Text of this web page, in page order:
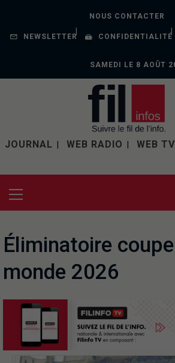
NOUS CONTACTER
NEWSLETTER CONFIDENTIALITÉ
SAMEDI LE 8 AOÛT
JOURNAL WEB RADIO WEB TV
Éliminatoire
monde 2026